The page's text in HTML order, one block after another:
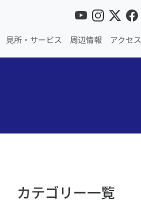
見所・サービス 周辺情報 アクセス
カテゴリー一覧